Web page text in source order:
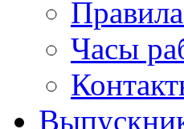
Часы